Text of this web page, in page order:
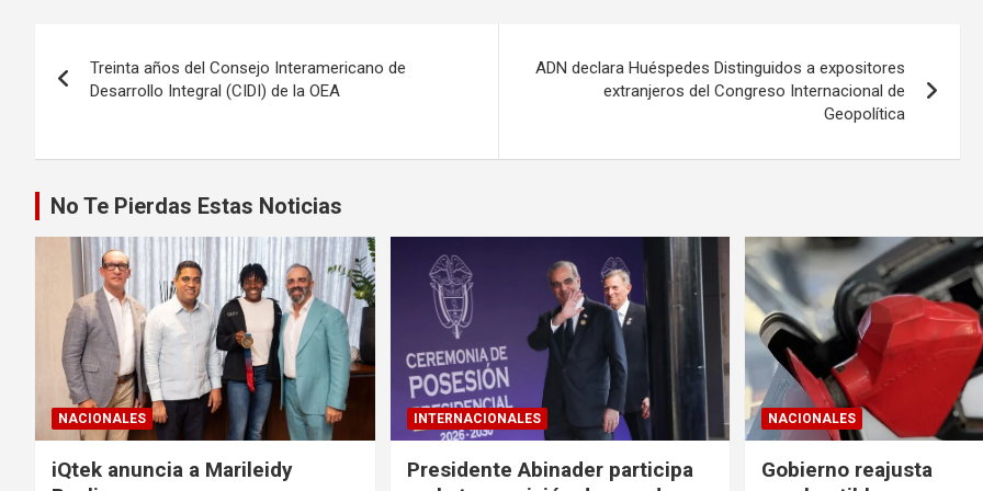
de
Treinta años del Consejo Interamericano de
Desarrollo Integral (CIDI) de la OEA
ADN declara Huéspedes Distinguidos a expositores
extranjeros del Congreso Internacional de
Geopolítica
No Te Pierdas Estas Noticias
NACIONALES
iQtek anuncia a Marileidy
INTERNACIONALES
Presidente Abinader participa
NACIONALES
Gobierno reajusta